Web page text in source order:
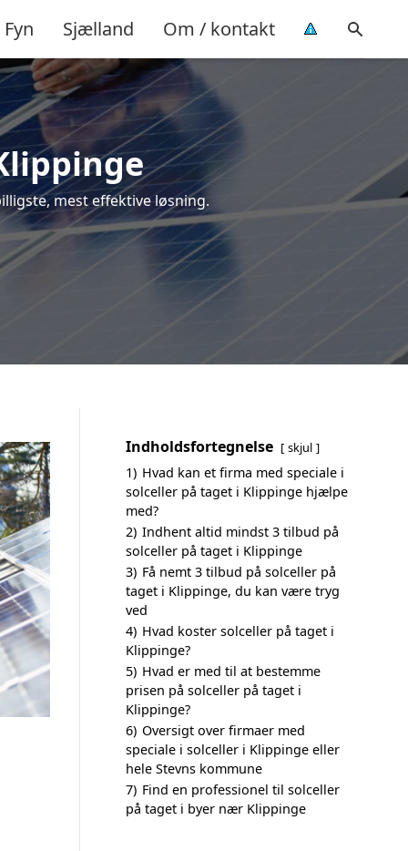
Fyn Sjælland Om / kontakt
mest effektive løsning.
Indholdsfortegnelse skjul
1) Hvad kan et firma med speciale i
solceller på taget i Klippinge hjælpe
med?
2) Indhent altid mindst 3 tilbud på
solceller på taget i Klippinge
3) Få nemt 3 tilbud på solceller på
taget i Klippinge, du kan være tryg
ved
4) Hvad koster solceller på taget i
Klippinge?
5) Hvad er med til at bestemme
prisen på solceller på taget i
Klippinge?
6) Oversigt over firmaer med
speciale i solceller i Klippinge eller
hele Stevns kommune
7) Find en professionel til solceller
på taget i byer nær Klippinge